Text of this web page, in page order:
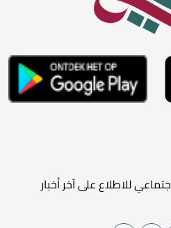
للاطلاع على آخر أخبار